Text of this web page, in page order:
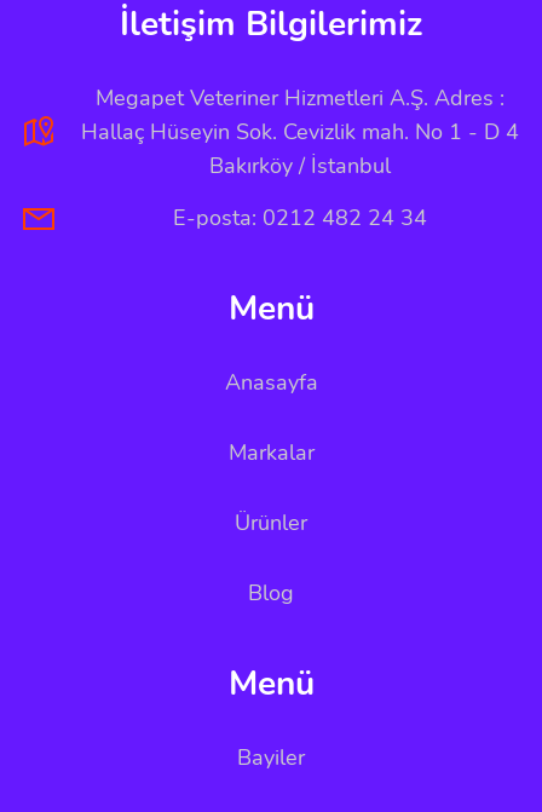
İletişim Bilgilerimiz
Megapet Veteriner Hizmetleri A.Ş. Adres :
Hallaç Hüseyin Sok. Cevizlik mah. No 1 - D 4
Bakırköy / İstanbul
E-posta: 0212 482 24 34
Menü
Anasayfa
Markalar
Ürünler
Blog
Menü
Bayiler